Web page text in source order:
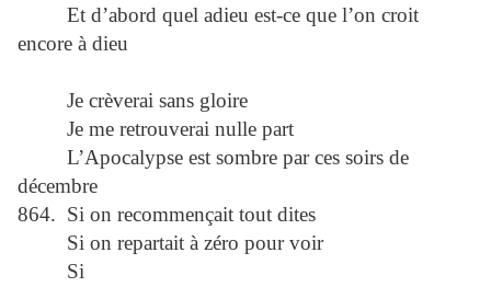
Et d’abord quel adieu est-ce que l’on croit
encore à dieu
Je crèverai sans gloire
Je me retrouverai nulle part
L’Apocalypse est sombre par ces soirs de
décembre
864. Si on recommençait tout dites
Si on repartait à zéro pour voir
Si